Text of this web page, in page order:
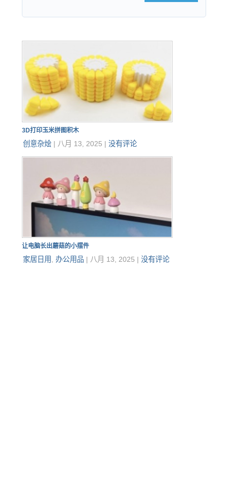
3D打印玉米拼图积木
创意杂烩| 八月 13, 2025 | 没有评论
让电脑长出蘑菇的小摆件
家居日用 办公用品| 八月 13, 2025 | 没有评论